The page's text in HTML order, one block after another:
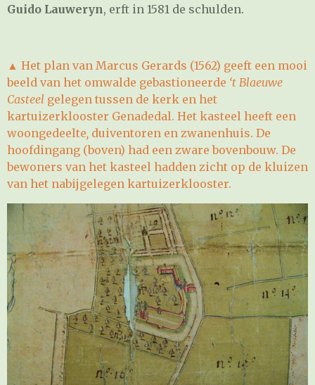
Guido Lauweryn, erft in 1581 de schulden.
▲ Het plan van Marcus Gerards (1562) geeft een mooi
beeld van het omwalde gebastioneerde ‘t Blaeuwe
Casteel gelegen tussen de kerk en het
kartuizerklooster Genadedal. Het kasteel heeft een
woongedeelte, duiventoren en zwanenhuis. De
hoofdingang (boven) had een zware bovenbouw. De
bewoners van het kasteel hadden zicht op de kluizen
van het nabijgelegen kartuizerklooster.